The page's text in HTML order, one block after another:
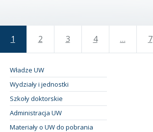
1 2 3 4 … 7
Władze UW
Wydziały i jednostki
Szkoły doktorskie
Administracja UW
Materiały o UW do pobrania